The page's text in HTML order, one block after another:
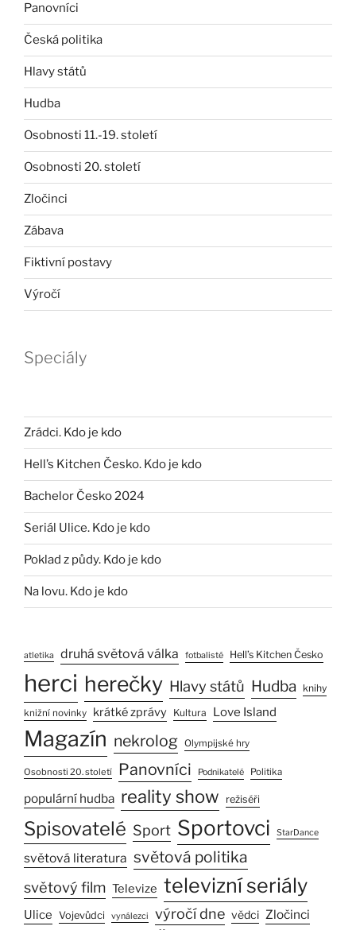
Panovníci
Česká politika
Hlavy států
Hudba
Osobnosti 11.-19. století
Osobnosti 20. století
Zločinci
Zábava
Fiktivní postavy
Výročí
Speciály
Zrádci. Kdo je kdo
Hell’s Kitchen Česko. Kdo je kdo
Bachelor Česko 2024
Seriál Ulice. Kdo je kdo
Poklad z půdy. Kdo je kdo
Na lovu. Kdo je kdo
atletika druhá světová válka fotbalisté Hell’s Kitchen Česko
herci herečky Hlavy států Hudba knihy
knižní novinky krátké zprávy Kultura Love Island
Magazín nekrolog Olympijské hry
Osobnosti 20. století Panovníci Podnikatelé Politika
populární hudba reality show režiséři
Spisovatelé Sport Sportovci StarDance
světová literatura světová politika
světový film Televize televizní seriály
Ulice Vojevůdci vynálezci výročí dne vědci Zločinci